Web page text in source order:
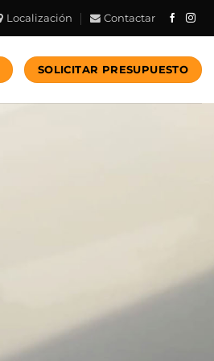
Localización Contactar
SOLICITAR PRESUPUESTO